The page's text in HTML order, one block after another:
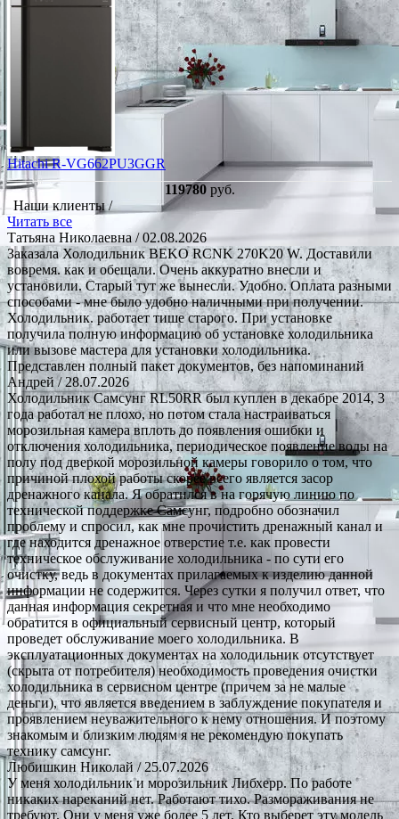
Hitachi R-VG662PU3GGR
119780руб.
Наши клиенты /
Читать все
Татьяна Николаевна/ 02.08.2026
Заказала Холодильник BEKO RCNK 270K20 W. Доставили
вовремя. как и обещали. Очень аккуратно внесли и
установили. Старый тут же вынесли. Удобно. Оплата разными
способами - мне было удобно наличными при получении.
Холодильник. работает тише старого. При установке
получила полную информацию об установке холодильника
или вызове мастера для установки холодильника.
Представлен полный пакет документов, без напоминаний
Андрей/ 28.07.2026
Холодильник Самсунг RL50RR был куплен в декабре 2014, 3
года работал не плохо, но потом стала настраиваться
морозильная камера вплоть до появления ошибки и
отключения холодильника, периодическое появление воды на
полу под дверкой морозильной камеры говорило о том, что
причиной плохой работы скорее всего является засор
дренажного канала. Я обратился в на горячую линию по
технической поддержке Самсунг, подробно обозначил
проблему и спросил, как мне прочистить дренажный канал и
где находится дренажное отверстие т.е. как провести
техническое обслуживание холодильника - по сути его
очистку, ведь в документах прилагаемых к изделию данной
информации не содержится. Через сутки я получил ответ, что
данная информация секретная и что мне необходимо
обратится в официальный сервисный центр, который
проведет обслуживание моего холодильника. В
эксплуатационных документах на холодильник отсутствует
(скрыта от потребителя) необходимость проведения очистки
холодильника в сервисном центре (причем за не малые
деньги), что является введением в заблуждение покупателя и
проявлением неуважительного к нему отношения. И поэтому
знакомым и близким людям я не рекомендую покупать
технику самсунг.
Любишкин Николай/ 25.07.2026
У меня холодильник и морозильник Либхерр. По работе
никаких нареканий нет. Работают тихо. Размораживания не
требуют. Они у меня уже более 5 лет. Кто выберет эту модель